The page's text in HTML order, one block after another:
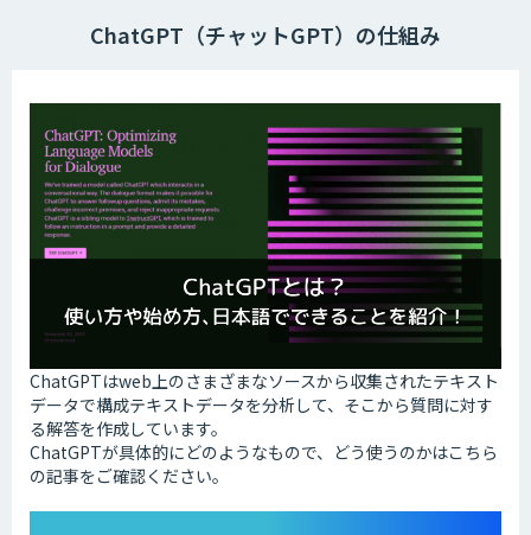
ChatGPT（チャットGPT）の仕組み
ChatGPTはweb上のさまざまなソースから収集されたテキスト
データで構成テキストデータを分析して、そこから質問に対す
る解答を作成しています。
ChatGPTが具体的にどのようなもので、どう使うのかはこちら
の記事をご確認ください。